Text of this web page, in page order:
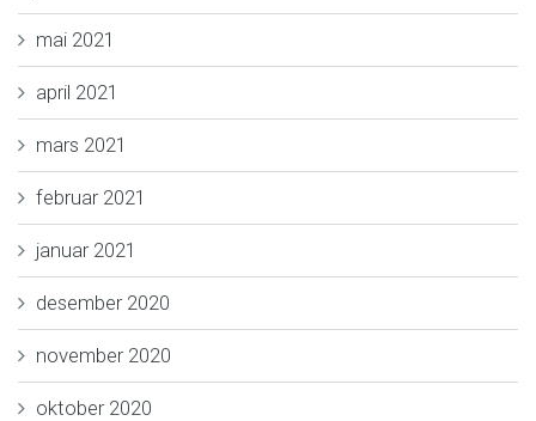
mai 2021
april 2021
mars 2021
februar 2021
januar 2021
desember 2020
november 2020
oktober 2020